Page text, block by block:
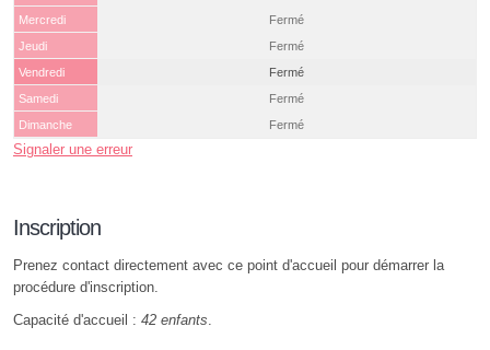
Mercredi
Fermé
Jeudi
Fermé
Vendredi
Fermé
Samedi
Fermé
Dimanche
Fermé
Signaler une erreur
Inscription
Prenez contact directement avec ce point d'accueil pour démarrer la
procédure d'inscription.
Capacité d'accueil : 42 enfants.